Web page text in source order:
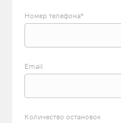
Номер телефона*
Email
Количество остановок